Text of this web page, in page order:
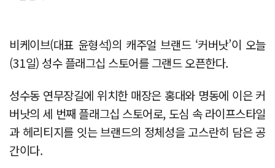
비케이브(대표 윤형석)의 캐주얼 브랜드 ‘커버낫’이 오늘
(31일) 성수 플래그십 스토어를 그랜드 오픈한다.
성수동 연무장길에 위치한 매장은 홍대와 명동에 이은 커
버낫의 세 번째 플래그십 스토어로, 도심 속 라이프스타일
과 헤리티지를 잇는 브랜드의 정체성을 고스란히 담은 공
간이다.